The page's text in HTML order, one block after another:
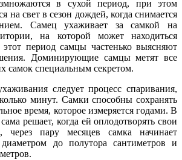
в сухой период, при этом
на свет в сезон дождей, когда снимается
Самец ухаживает за самкой на
на которой может находиться
период самцы частенько выясняют
Доминирующие самцы метят все
самок специальным секретом.
следует процесс спаривания,
минут. Самки способны сохранять
время, которое измеряется годами. В
решает, когда ей оплодотворять свои
через пару месяцев самка начинает
до полутора сантиметров и